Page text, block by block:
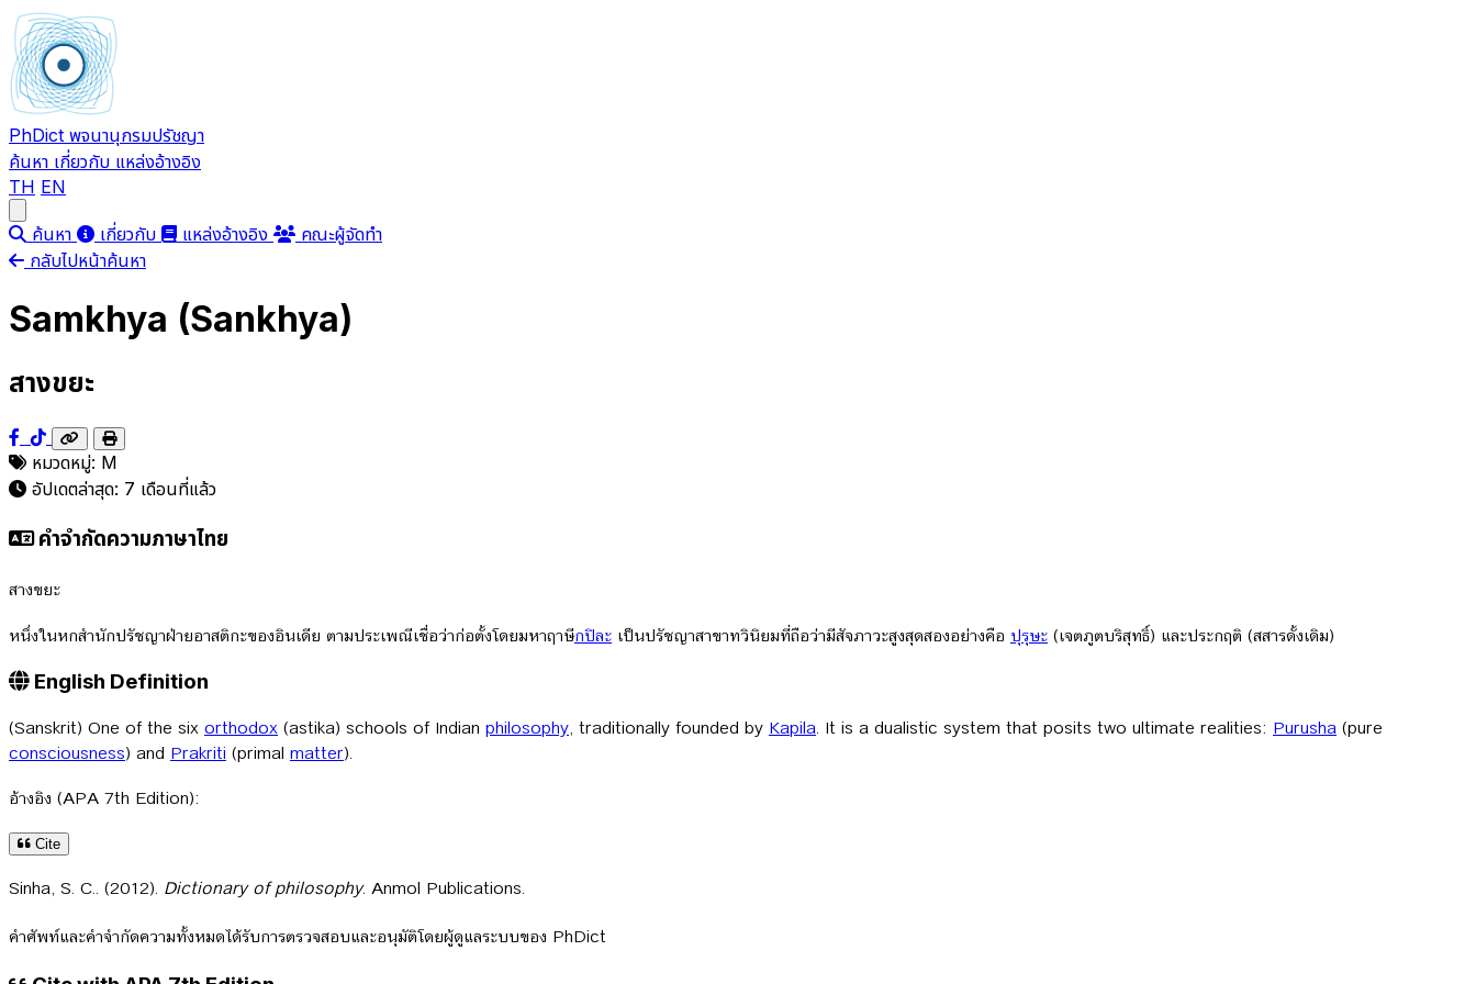
PhDict พจนานุกรมปรัชญา
ค้นหา เกี่ยวกับ แหล่งอ้างอิง
TH EN
ค้นหา เกี่ยวกับ แหล่งอ้างอิง
คณะผู้จัดทำ
กลับไปหน้าค้นหา
Samkhya (Sankhya)
สางขยะ
หมวดหมู่: M
อัปเดตล่าสุด: 7 เดือนที่แล้ว
คำจำกัดความภาษาไทย
สางขยะ
หนึ่งในหกสำนักปรัชญาฝ่ายอาสติกะของอินเดีย ตามประเพณีเชื่อว่าก่อตั้งโดยมหาฤาษีกปิละ เป็นปรัชญาสาขาทวินิยมที่ถือว่ามีสัจภาวะสูงสุดสองอย่างคือ ปุรุษะ (เจตภูตบริสุทธิ์) และประกฤติ (สสารดั้งเดิม)
English Definition
(Sanskrit) One of the six orthodox (astika) schools of Indian philosophy, traditionally founded by Kapila. It is a dualistic system that posits two ultimate realities: Purusha (pure
consciousness) and Prakriti (primal matter).
อ้างอิง (APA 7th Edition):
Cite
Sinha, S. C.. (2012). Dictionary of philosophy. Anmol Publications.
คำศัพท์และคำจำกัดความทั้งหมดได้รับการตรวจสอบและอนุมัติโดยผู้ดูแลระบบของ PhDict